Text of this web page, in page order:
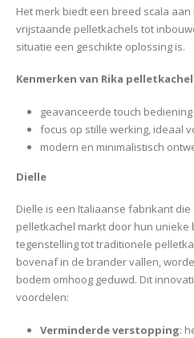
Het merk biedt een breed scala
vrijstaande pelletkachels tot
situatie een geschikte oplossing is.
Kenmerken van Rika
geavanceerde touch
focus op stille werking, ideaal
modern en minimalistisch
Dielle
Dielle is een Italiaanse fabrikant
pelletkachel markt door hun unieke
tegenstelling tot traditionele
bovenaf in de brander vallen,
bodem omhoog geduwd. Dit
voordelen:
Verminderde verstopping: